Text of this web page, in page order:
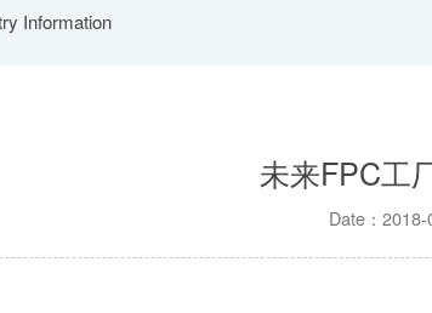
Information
未来FPC工
Date：